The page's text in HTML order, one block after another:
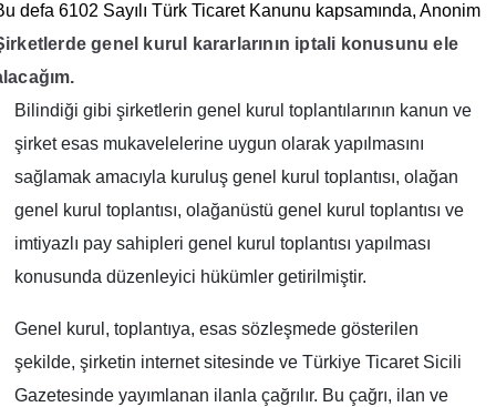
defa 6102 Sayılı Türk Ticaret Kanunu kapsamında, Anonim
genel kurul kararlarının iptali konusunu ele
Bilindiği gibi şirketlerin genel kurul toplantılarının kanun ve
şirket esas mukavelelerine uygun olarak yapılmasını
sağlamak amacıyla kuruluş genel kurul toplantısı, olağan
genel kurul toplantısı, olağanüstü genel kurul toplantısı ve
imtiyazlı pay sahipleri genel kurul toplantısı yapılması
konusunda düzenleyici hükümler getirilmiştir.
Genel kurul, toplantıya, esas sözleşmede gösterilen
şekilde, şirketin internet sitesinde ve Türkiye Ticaret Sicili
Gazetesinde yayımlanan ilanla çağrılır. Bu çağrı, ilan ve